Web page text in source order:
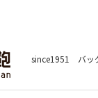
since1951 バッ